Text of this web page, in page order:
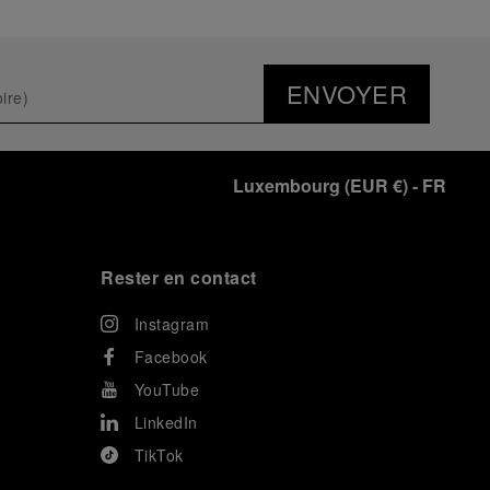
ENVOYER
Luxembourg (EUR €)- FR
Rester en contact
Instagram
Facebook
YouTube
LinkedIn
TikTok